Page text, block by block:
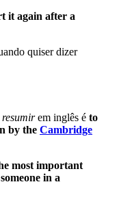
it again after a
quiser dizer
resumirem inglês é to
by the Cambridge
most important
in a